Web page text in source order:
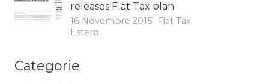
releases Flat Tax plan
16 Novembre 2015
Flat Tax
Estero
Categorie